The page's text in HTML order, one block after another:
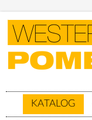
KATALOG